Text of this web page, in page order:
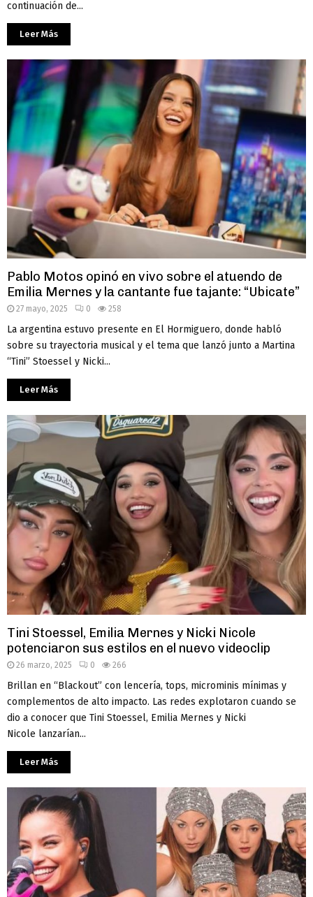
continuación de...
Leer Más
Pablo Motos opinó en vivo sobre el atuendo de
Emilia Mernes y la cantante fue tajante: “Ubicate”
27 mayo, 2025 0 258
La argentina estuvo presente en El Hormiguero, donde habló
sobre su trayectoria musical y el tema que lanzó junto a Martina
“Tini” Stoessel y Nicki...
Leer Más
Tini Stoessel, Emilia Mernes y Nicki Nicole
potenciaron sus estilos en el nuevo videoclip
26 marzo, 2025 0 266
Brillan en “Blackout” con lencería, tops, microminis mínimas y
complementos de alto impacto. Las redes explotaron cuando se
dio a conocer que Tini Stoessel, Emilia Mernes y Nicki
Nicole lanzarían...
Leer Más